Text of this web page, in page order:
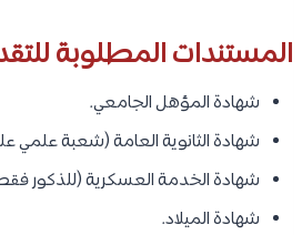
المستندات المطلوبة
شهادة المؤهل الجامعي.
شهادة الثانوية العامة (شعبة علمي
شهادة الخدمة العسكرية (للذكور
شهادة الميلاد.